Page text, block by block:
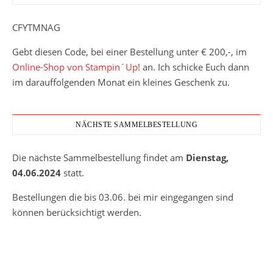
CFYTMNAG
Gebt diesen Code, bei einer Bestellung unter € 200,-, im
Online-Shop von Stampin´Up! an. Ich schicke Euch dann
im darauffolgenden Monat ein kleines Geschenk zu.
NÄCHSTE SAMMELBESTELLUNG
Die nächste Sammelbestellung findet am Dienstag,
04.06.2024 statt.
Bestellungen die bis 03.06. bei mir eingegangen sind
können berücksichtigt werden.